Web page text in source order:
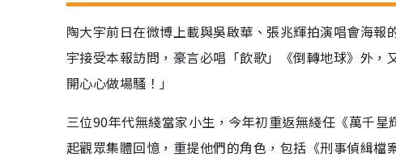
陶大宇前日在微博上載與吳啟華、張兆輝拍演唱會海
宇接受本報訪問，豪言必唱「飲歌」《倒轉地球》外
開心心做場騷！」
三位90年代無綫當家小生，今年初重返無綫任《萬千
起觀眾集體回憶，重提他們的角色，包括《刑事偵緝